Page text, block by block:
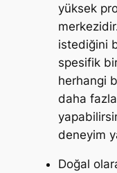
yüksek
istediğini
spesifik
herhangi
daha
deneyim
Doğal